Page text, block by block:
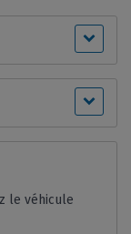
le véhicule